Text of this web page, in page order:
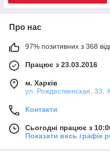
Про нас
97% позитивних з 368
Працює з 23.03.2016
м. Харків
ул. Рождественская, 33,
Контакти
Сьогодні працює з
Показати весь графік